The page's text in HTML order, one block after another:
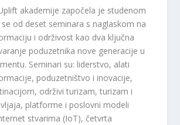
akademije započela je studenom
od deset seminara s naglaskom na
i održivost kao dva ključna
poduzetnika nove generacije u
Seminari su: liderstvo, alati
poduzetništvo i inovacije,
održivi turizam, turizam i
platforme i poslovni modeli
stvarima (IoT), četvrta